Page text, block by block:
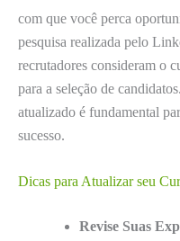
com que você perca
pesquisa realizada pelo
recrutadores consideram o
para a seleção de
atualizado é fundamental
sucesso.
Dicas para Atualizar seu
Revise Suas